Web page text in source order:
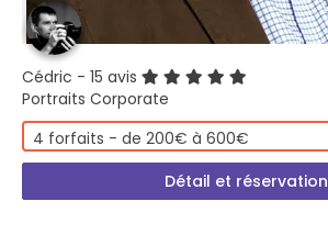
Cédric - 15 avis
Portraits Corporate
4 forfaits - de 200€ à 600€
Détail et réservation